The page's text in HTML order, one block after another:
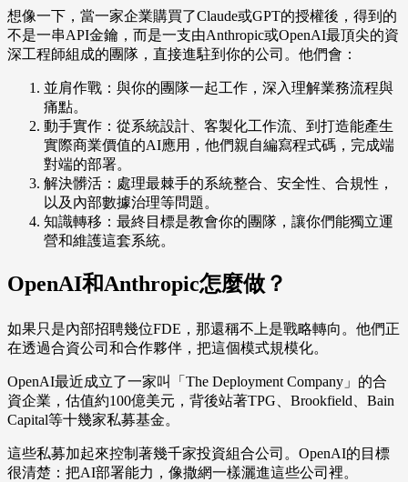
想像一下，當一家企業購買了Claude或GPT的授權後，得到的
不是一串API金鑰，而是一支由Anthropic或OpenAI最頂尖的資
深工程師組成的團隊，直接進駐到你的公司。他們會：
並肩作戰：與你的團隊一起工作，深入理解業務流程與
痛點。
動手實作：從系統設計、客製化工作流、到打造能產生
實際商業價值的AI應用，他們親自編寫程式碼，完成端
對端的部署。
解決髒活：處理最棘手的系統整合、安全性、合規性，
以及內部數據治理等問題。
知識轉移：最終目標是教會你的團隊，讓你們能獨立運
營和維護這套系統。
OpenAI和Anthropic怎麼做？
如果只是內部招聘幾位FDE，那還稱不上是戰略轉向。他們正
在透過合資公司和合作夥伴，把這個模式規模化。
OpenAI最近成立了一家叫「The Deployment Company」的合
資企業，估值約100億美元，背後站著TPG、Brookfield、Bain
Capital等十幾家私募基金。
這些私募加起來控制著幾千家投資組合公司。OpenAI的目標
很清楚：把AI部署能力，像撒網一樣灑進這些公司裡。